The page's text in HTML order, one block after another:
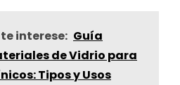
interese: Guía
de Vidrio para
Tipos y Usos